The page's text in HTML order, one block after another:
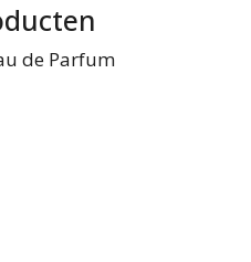
de Parfum